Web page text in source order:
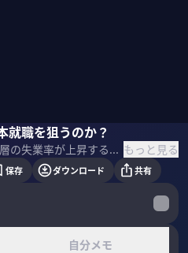
就職を狙うのか？
米国でも若年層の失業率が上昇する中で、ハーバード、イェールなどトップ大学生の就職はどう変化しているのか？どの業界が人気なのか？日本での就職を狙う学生が増えているのはなぜか？トップ大学の就職に詳しいJelper Clubの光澤大智社長に聞いた。 ＜ゲスト＞ 光澤大智｜Jelper Club 代表取締役 東京都生まれ。慶應義塾大学法学部在学中に、世界トップレベル大学の学生と日本の企業を繋ぐキャリアフェアなどを開催。大学卒業後は外資系戦略コンサルを経て、2023年2月に株式会社Jelper Clubを創設。 もっと見る
保存 ダウンロード 共有
自分メモ